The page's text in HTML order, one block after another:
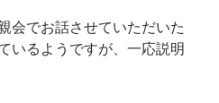
会でお話させていただいた
いるようですが、一応説明